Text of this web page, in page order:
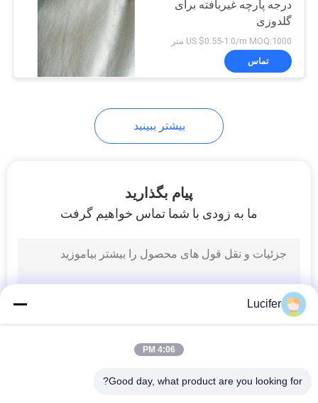
درجه پارچه غیربافته برای
گلدوزی
US $0.55-1.0/m MOQ:1000 متر
تماس
بیشتر ببینید
پیام بگذارید
ما به زودی با شما تماس خواهیم گرفت
Lucifer
4:06 PM
Good day, what product are you looking for?